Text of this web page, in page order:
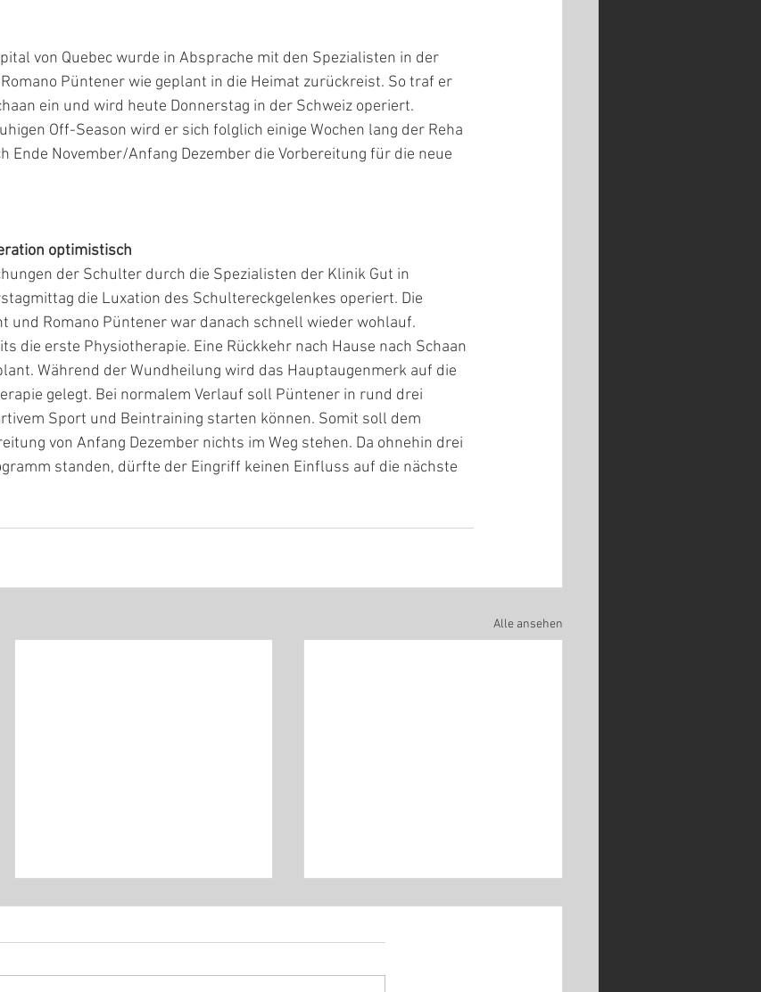
von Quebec wurde in Absprache mit den Spezialisten in der
Püntener wie geplant in die Heimat zurückreist. So traf er
ein und wird heute Donnerstag in der Schweiz operiert.
Off-Season wird er sich folglich einige Wochen lang der Reha
Ende November/Anfang Dezember die Vorbereitung für die neue
optimistisch
der Schulter durch die Spezialisten der Klinik Gut in
die Luxation des Schultereckgelenkes operiert. Die
und Romano Püntener war danach schnell wieder wohlauf.
die erste Physiotherapie. Eine Rückkehr nach Hause nach Schaan
Während der Wundheilung wird das Hauptaugenmerk auf die
gelegt. Bei normalem Verlauf soll Püntener in rund drei
Sport und Beintraining starten können. Somit soll dem
von Anfang Dezember nichts im Weg stehen. Da ohnehin drei
standen, dürfte der Eingriff keinen Einfluss auf die nächste
Alle ansehen